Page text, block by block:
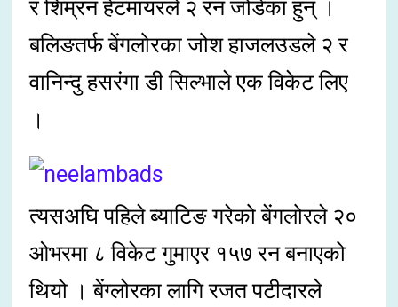
र शिम्रन हेटमायरले २ रन जोडेका हुन् ।
बलिङतर्फ बेंगलोरका जोश हाजलउडले २ र
वानिन्दु हसरंगा डी सिल्भाले एक विकेट लिए
।
त्यसअघि पहिले ब्याटिङ गरेको बेंगलोरले २०
ओभरमा ८ विकेट गुमाएर १५७ रन बनाएको
थियो । बेंग्लोरका लागि रजत पटीदारले